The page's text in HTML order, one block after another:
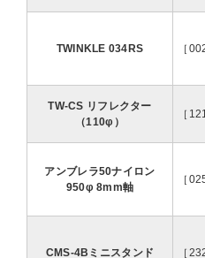
TWINKLE 034RS ［
TW-CS リフレクター
（110φ）
［
アンブレラ50ナイロン
950φ 8mm軸
［
CMS-4Bミニスタンド ［